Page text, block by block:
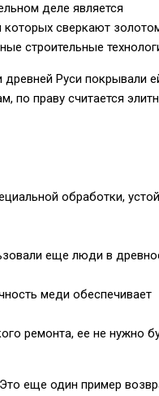
деле является
которых сверкают
строительные
древней Руси покрывали
по праву считается
обработки,
еще люди в
меди обеспечивает
ремонта, ее не нужно
еще один пример